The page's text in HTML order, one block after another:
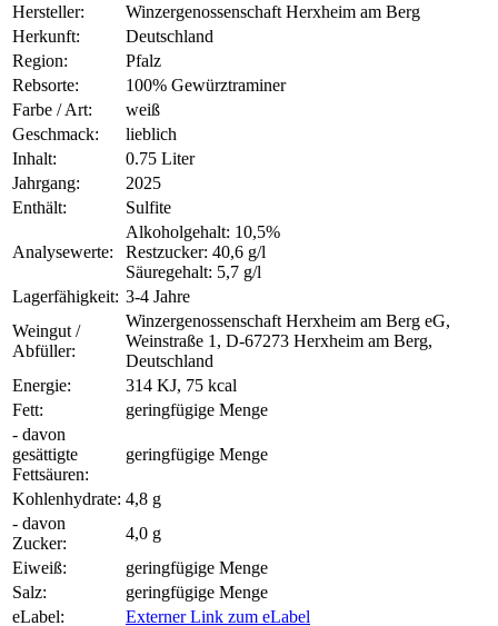
Hersteller:
Winzergenossenschaft Herxheim am Berg
Herkunft:
Deutschland
Region:
Pfalz
Rebsorte:
100% Gewürztraminer
Farbe / Art:
weiß
Geschmack:
lieblich
Inhalt:
0.75 Liter
Jahrgang:
2025
Enthält:
Sulfite
Analysewerte:
Alkoholgehalt: 10,5%
Restzucker: 40,6 g/l
Säuregehalt: 5,7 g/l
Lagerfähigkeit: 3-4 Jahre
Weingut /
Abfüller:
Winzergenossenschaft Herxheim am Berg eG,
Weinstraße 1, D-67273 Herxheim am Berg,
Deutschland
Energie:
314 KJ, 75 kcal
Fett:
geringfügige Menge
- davon
gesättigte
Fettsäuren:
geringfügige Menge
Kohlenhydrate: 4,8 g
- davon
Zucker:
4,0 g
Eiweiß:
geringfügige Menge
Salz:
geringfügige Menge
eLabel:
Externer Link zum eLabel